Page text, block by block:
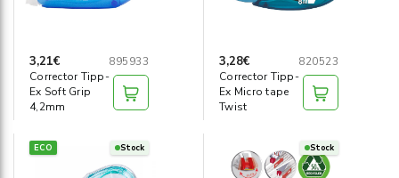
3,21€
895933
Corrector Tipp-
Ex Soft Grip
4,2mm
3,28€
820523
Corrector Tipp-
Ex Micro tape
Twist
ECO Stock Stock